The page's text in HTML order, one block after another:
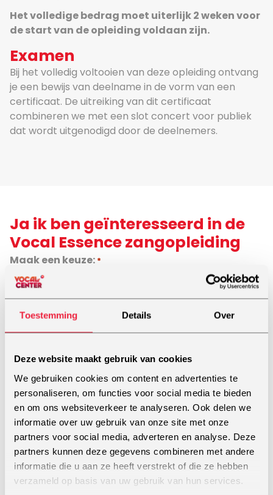
Toestemming Details Over
Deze website maakt gebruik van cookies
We gebruiken cookies om content en advertenties te
personaliseren, om functies voor social media te bieden
en om ons websiteverkeer te analyseren. Ook delen we
informatie over uw gebruik van onze site met onze
partners voor social media, adverteren en analyse. Deze
partners kunnen deze gegevens combineren met andere
informatie die u aan ze heeft verstrekt of die ze hebben
verzameld op basis van uw gebruik van hun services.
Het volledige bedrag moet uiterlijk 2 weken voor
de start van de opleiding voldaan zijn.
Examen
Bij het volledig voltooien van deze opleiding ontvang
je een bewijs van deelname in de vorm van een
certificaat. De uitreiking van dit certificaat
combineren we met een slot concert voor publiek
dat wordt uitgenodigd door de deelnemers.
Ja ik ben geïnteresseerd in de
Vocal Essence zangopleiding
Maak een keuze: *
Ik wil meer informatie
Ja, ik wil mij inschrijven!
Ja, ik wil op de aanvragenlijst voor najaar 2027
Voorkeuslocatie (meerdere keuzes mogelijk):*
Amsterdam
Maakt niet uit
Naam *
Voornaam